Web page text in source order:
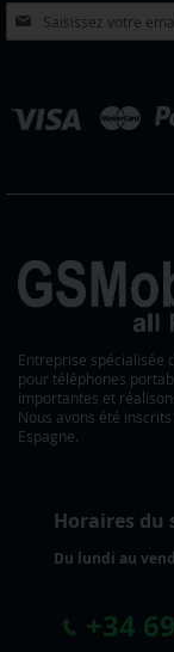
Inscription
à
d’information
Entreprise spécialisée
pour téléphones
importantes et
Nous avons été
Espagne.
Horaires du
Du lundi au
+34